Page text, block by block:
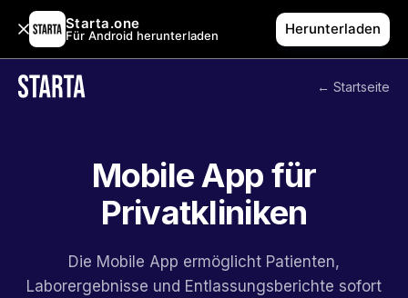
Starta.one
Für Android herunterladen Herunterladen
← Startseite
Mobile App für
Privatkliniken
Die Mobile App ermöglicht Patienten,
Laborergebnisse und Entlassungsberichte sofort